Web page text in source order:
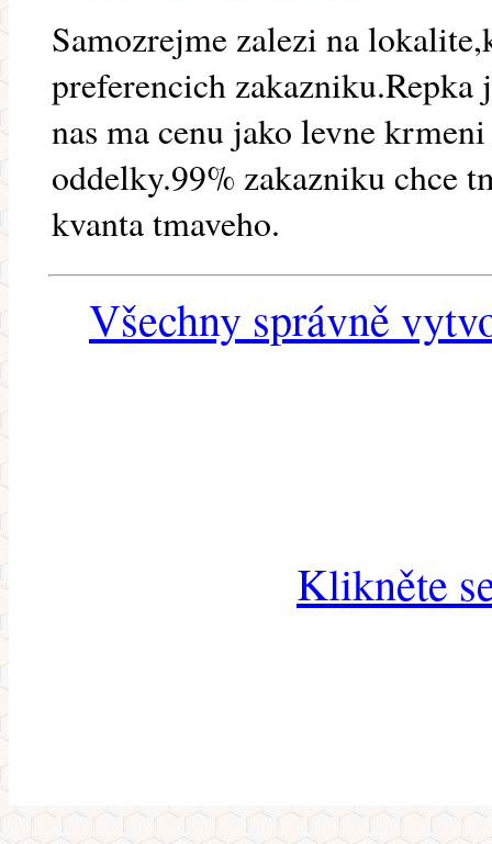
Samozrejme zalezi na
preferencich
nas ma cenu jako levne
oddelky.99% zakazniku chce
kvanta tmaveho.
Všechny správně
Klikněte